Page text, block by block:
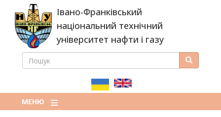
основного
вмісту
Івано-Франківський
національний технічний
університет нафти і газу
ПОШУКОВА
ПОШУК Пошук
МЕНЮ